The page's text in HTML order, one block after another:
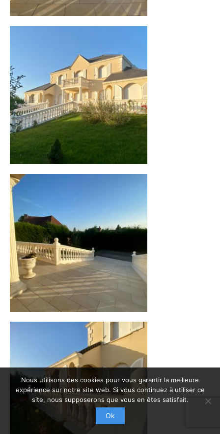
Nous utilisons des cookies pour vous garantir la meilleure
expérience sur notre site web. Si vous continuez à utiliser ce
site, nous supposerons que vous en êtes satisfait.
Ok